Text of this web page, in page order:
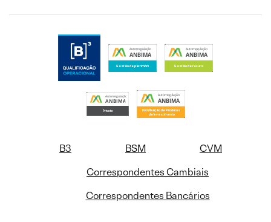
B3 BSM
CVM
Correspondentes Cambiais
Correspondentes Bancários